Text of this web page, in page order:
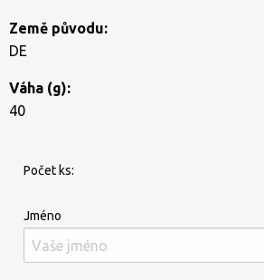
Země původu:
DE
Váha (g):
40
Počet ks:
Jméno